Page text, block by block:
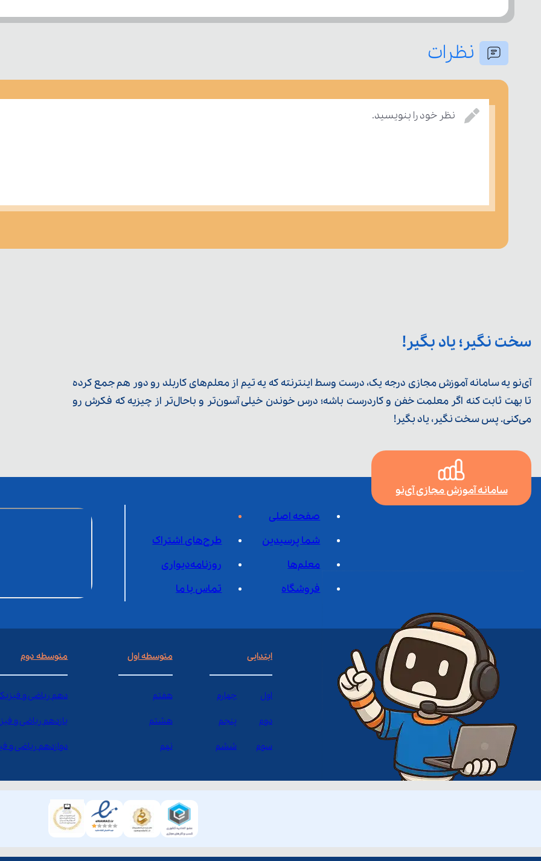
نظرات
نظر خود را بنویسید.
سخت نگیر؛ یاد بگیر!
آی‌نو یه سامانه آموزش مجازی درجه یک، درست وسط اینترنته که یه تیم از معلم‌‌های کاربلد رو دور هم جمع کرده
تا بهت ثابت کنه اگر معلمت خفن و کاردرست باشه؛ درس خوندن خیلی آسون‌تر و باحال‌تر از چیزیه که فکرش رو
می‌کنی. پس سخت نگیر، یاد بگیر!
سامانه آموزش مجازی آی‌نو
صفحه اصلی
شما پرسیدین
طرح‌های اشتراک
معلم‌ها
روزنامه‌دیواری
فروشگاه
تماس با ما
ابتدایی
اول چهارم
دوم پنجم
سوم ششم
متوسطه اول
هفتم
هشتم
نهم
متوسطه دوم
دهم ریاضی و
یازدهم ریاضی و
دوازدهم ریاضی و